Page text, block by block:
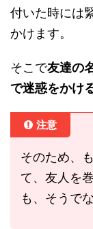
付いた時には
かけます。
そこで友達の
で迷惑をかけ
注意
そのため、
て、友人を
も、そうで